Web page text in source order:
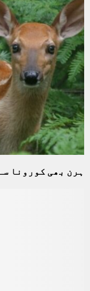
ہرن بھی کورونا